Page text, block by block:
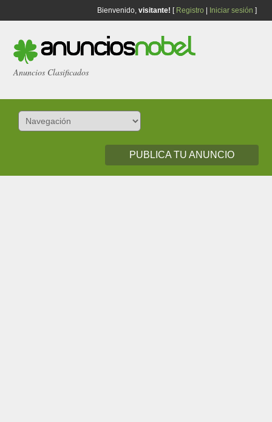
Bienvenido, visitante! [ Registro Iniciar sesión ]
Anuncios Clasificados
PUBLICA TU ANUNCIO